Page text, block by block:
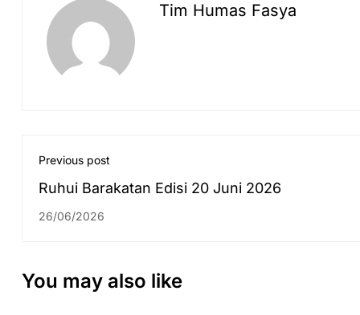
Tim Humas Fasya
Previous post
Ruhui Barakatan Edisi 20 Juni 2026
26/06/2026
You may also like